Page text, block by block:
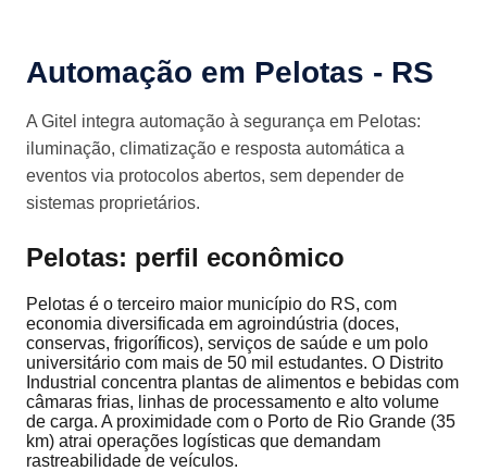
Automação em Pelotas - RS
A Gitel integra automação à segurança em Pelotas:
iluminação, climatização e resposta automática a
eventos via protocolos abertos, sem depender de
sistemas proprietários.
Pelotas: perfil econômico
Pelotas é o terceiro maior município do RS, com
economia diversificada em agroindústria (doces,
conservas, frigoríficos), serviços de saúde e um polo
universitário com mais de 50 mil estudantes. O Distrito
Industrial concentra plantas de alimentos e bebidas com
câmaras frias, linhas de processamento e alto volume
de carga. A proximidade com o Porto de Rio Grande (35
km) atrai operações logísticas que demandam
rastreabilidade de veículos.